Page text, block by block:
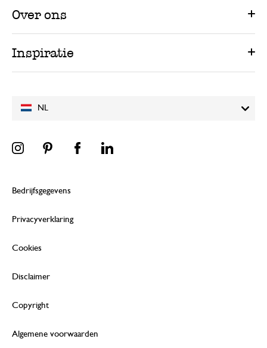
NL
Over ons
Inspiratie
Bedrijfsgegevens
Privacyverklaring
Cookies
Disclaimer
Copyright
Algemene voorwaarden